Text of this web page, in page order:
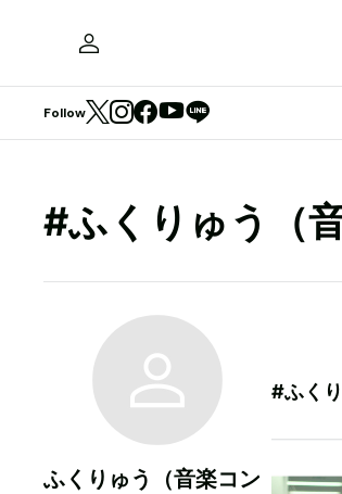
Follow
#ふくりゅう（
ふくりゅう（音楽コン
#ふく